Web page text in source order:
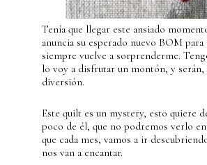
Tenía que llegar este ansiado
anuncia su esperado nuevo BOM
siempre vuelve a sorprenderme.
lo voy a disfrutar un montón, y serán,
diversión.
Este quilt es un mystery, esto quiere
poco de él, que no podremos verlo
que cada mes, vamos a ir
nos van a encantar.